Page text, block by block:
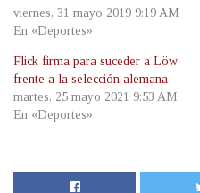
viernes, 31 mayo 2019 9:19 AM
En «Deportes»
Flick firma para suceder a Löw
frente a la selección alemana
martes, 25 mayo 2021 9:53 AM
En «Deportes»